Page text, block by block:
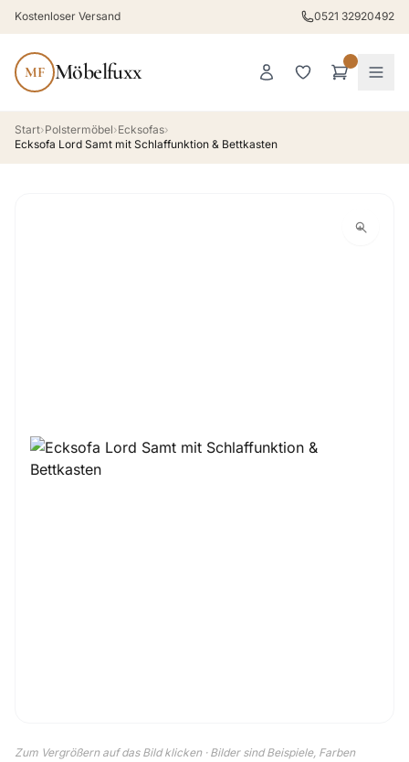
Kostenloser Versand 0521 32920492
MF Möbelfuxx
Start›Polstermöbel›Ecksofas›
Ecksofa Lord Samt mit Schlaffunktion & Bettkasten
Zum Vergrößern auf das Bild klicken · Bilder sind Beispiele, Farben